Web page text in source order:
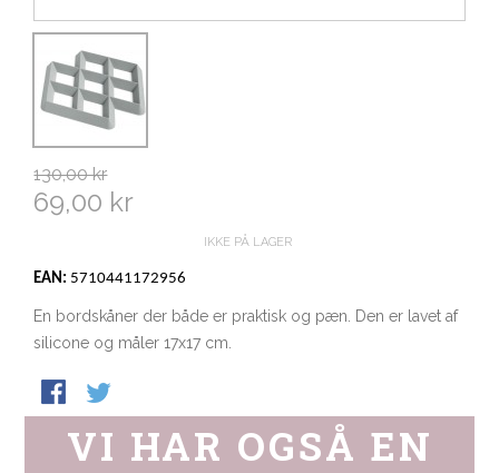
130,00 kr
69,00 kr
IKKE PÅ LAGER
EAN: 5710441172956
En bordskåner der både er praktisk og pæn. Den er lavet af
silicone og måler 17x17 cm.
VI HAR OGSÅ EN